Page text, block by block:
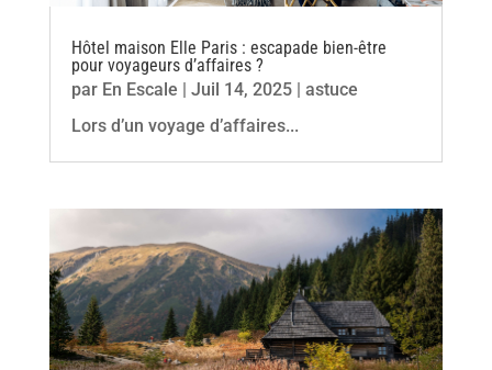
Hôtel maison Elle Paris : escapade bien‑être
pour voyageurs d’affaires ?
par En Escale Juil 14, 2025| astuce
Lors d’un voyage d’affaires...